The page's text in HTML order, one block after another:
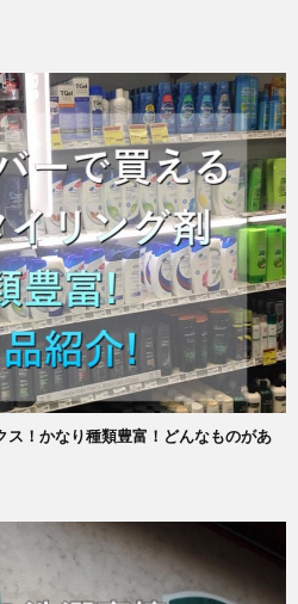
！かなり種類豊富！どんなものがあ